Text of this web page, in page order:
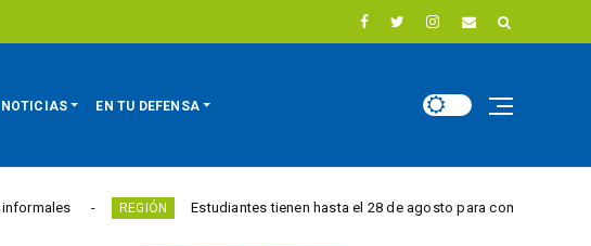
NOTICIAS EN TU DEFENSA
REGIÓN Estudiantes tienen hasta el 28 de agosto para competir por 10.000 euros en